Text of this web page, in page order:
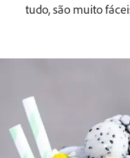
tudo, são muito